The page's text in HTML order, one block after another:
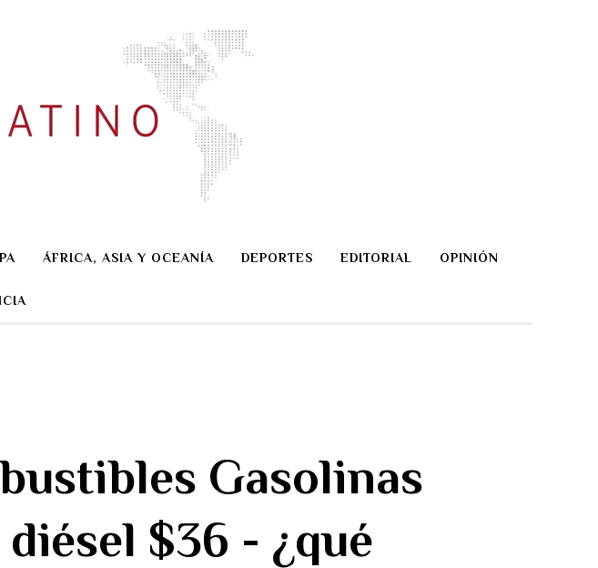
ÁFRICA, ASIA Y OCEANÍA DEPORTES EDITORIAL OPINIÓN
Gasolinas
$36 - ¿qué